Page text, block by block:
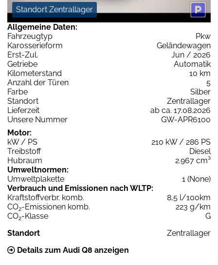
Standort Zentrallager
Allgemeine Daten:
Fahrzeugtyp
Pkw
Karosserieform
Geländewagen
Erst-Zul.
Jun / 2026
Getriebe
Automatik
Kilometerstand
10 km
Anzahl der Türen
5
Farbe
Silber
Standort
Zentrallager
Lieferzeit
ab ca. 17.08.2026
Unsere Nummer
GW-APR6100
Motor:
kW / PS
210 kW / 286 PS
Treibstoff
Diesel
Hubraum
2.967 cm³
Umweltnormen:
Umweltplakette
1 (None)
Verbrauch und Emissionen nach WLTP:
Kraftstoffverbr. komb.
8,5 l/100km
CO2-Emissionen komb.
223 g/km
CO2-Klasse
G
Standort
Zentrallager
Details zum Audi Q8 anzeigen